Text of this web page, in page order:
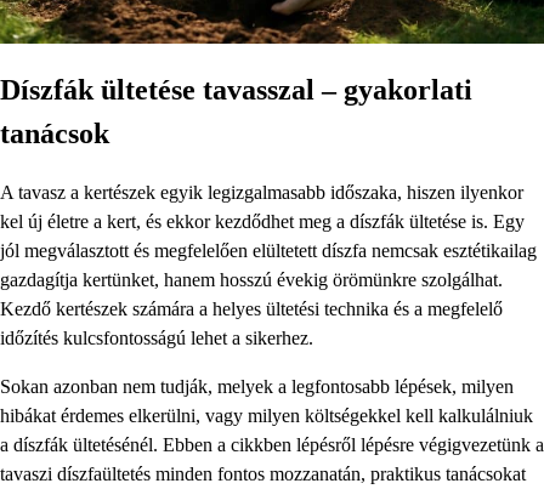
Díszfák ültetése tavasszal – gyakorlati
tanácsok
A tavasz a kertészek egyik legizgalmasabb időszaka, hiszen ilyenkor
kel új életre a kert, és ekkor kezdődhet meg a díszfák ültetése is. Egy
jól megválasztott és megfelelően elültetett díszfa nemcsak esztétikailag
gazdagítja kertünket, hanem hosszú évekig örömünkre szolgálhat.
Kezdő kertészek számára a helyes ültetési technika és a megfelelő
időzítés kulcsfontosságú lehet a sikerhez.
Sokan azonban nem tudják, melyek a legfontosabb lépések, milyen
hibákat érdemes elkerülni, vagy milyen költségekkel kell kalkulálniuk
a díszfák ültetésénél. Ebben a cikkben lépésről lépésre végigvezetünk a
tavaszi díszfaültetés minden fontos mozzanatán, praktikus tanácsokat